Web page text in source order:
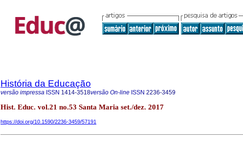
História da Educação
versão impressa ISSN 1414-3518versão On-line ISSN 2236-3459
Hist. Educ. vol.21 no.53 Santa Maria set./dez. 2017
https://doi.org/10.1590/2236-3459/57191